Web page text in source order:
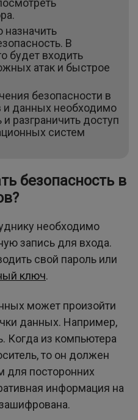
В
будет входить
атак и быстрое
безопасности в
и данных необходимо
разграничить доступ
систем
безопасность в
необходимо
запись для входа.
свой пароль или
ключ.
может произойти
данных. Например,
Когда из компьютера
то он должен
для посторонних
информация на